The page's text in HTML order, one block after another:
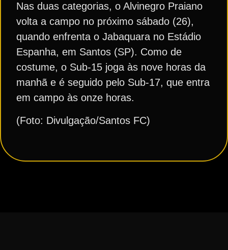
Nas duas categorias, o Alvinegro Praiano
volta a campo no próximo sábado (26),
quando enfrenta o Jabaquara no Estádio
Espanha, em Santos (SP). Como de
costume, o Sub-15 joga às nove horas da
manhã e é seguido pelo Sub-17, que entra
em campo às onze horas.
(Foto: Divulgação/Santos FC)